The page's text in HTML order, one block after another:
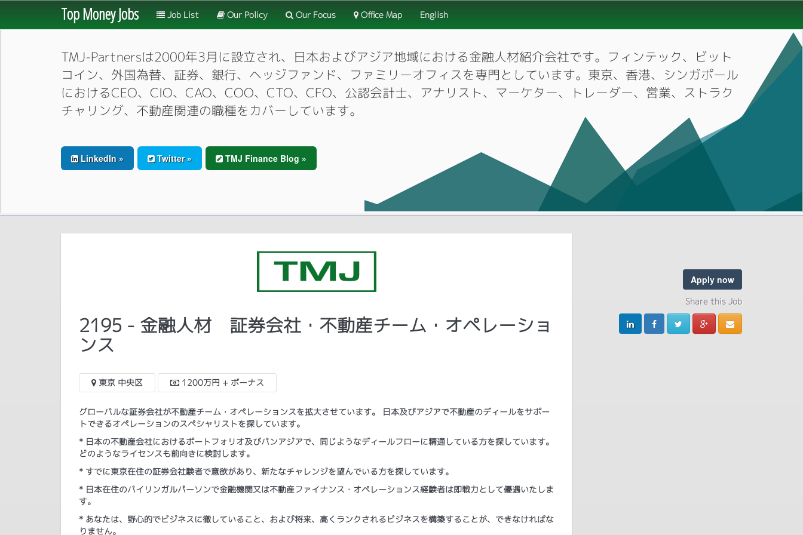
Top Money Jobs Job List Our Policy Our Focus Office Map English
TMJ-Partnersは2000年3月に設立され、日本およびアジア地域における金融人材紹介会社です。フィンテック、ビット
コイン、外国為替、証券、銀行、ヘッジファンド、ファミリーオフィスを専門としています。東京、香港、シンガポール
におけるCEO、CIO、CAO、COO、CTO、CFO、公認会計士、アナリスト、マーケター、トレーダー、営業、ストラク
チャリング、不動産関連の職種をカバーしています。
LinkedIn » Twitter » TMJ Finance Blog »
2195 - 金融人材 証券会社・不動産チーム・オペレーショ
ンス
東京 中央区 1200万円 + ボーナス
グローバルな証券会社が不動産チーム・オペレーションスを拡大させています。 日本及びアジアで不動産のディールをサポー
トできるオペレーションのスペシャリストを探しています。
* 日本の不動産会社におけるポートフォリオ及びパンアジアで、同じようなディールフローに精通している方を探しています。
どのようなライセンスも前向きに検討します。
* すでに東京在住の証券会社験者で意欲があり、新たなチャレンジを望んでいる方を探しています。
* 日本在住のバイリンガルパーソンで金融機関又は不動産ファイナンス・オペレーションス経験者は即戦力として優遇いたしま
す。
* あなたは、野心的でビジネスに徹していること、および将来、高くランクされるビジネスを構築することが、できなければな
りません。
Apply now
Share this Job